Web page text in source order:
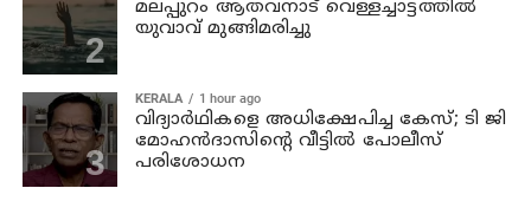
മലപ്പുറം ആതവനാട് വെള്ളച്ചാട്ടത്തില്‍
യുവാവ് മുങ്ങിമരിച്ചു
KERALA 1 hour ago
വിദ്യാര്‍ഥികളെ അധിക്ഷേപിച്ച കേസ്; ടി ജി
മോഹന്‍ദാസിന്റെ വീട്ടില്‍ പോലീസ്
പരിശോധന